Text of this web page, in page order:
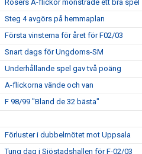
Rosers A-flickor mönstrade ett bra spel
Steg 4 avgörs på hemmaplan
Första vinsterna för året för F02/03
Snart dags för Ungdoms-SM
Underhållande spel gav två poäng
A-flickorna vände och van
F 98/99 "Bland de 32 bästa"
Förluster i dubbelmötet mot Uppsala
Tung dag i Sjöstadshallen för F-02/03